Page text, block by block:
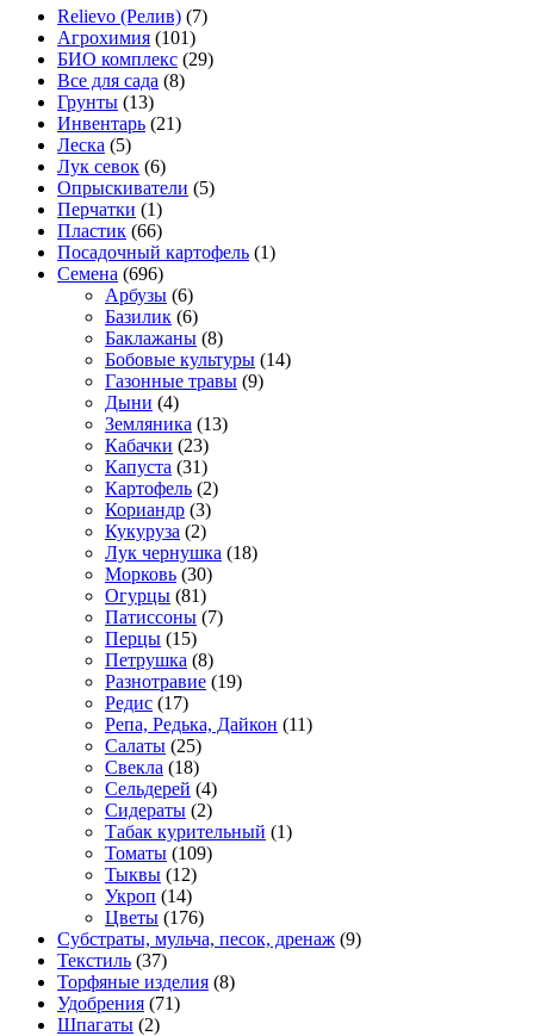
Relievo (Релив) (7)
Агрохимия (101)
БИО комплекс (29)
Все для сада (8)
Грунты (13)
Инвентарь (21)
Леска (5)
Лук севок (6)
Опрыскиватели (5)
Перчатки (1)
Пластик (66)
Посадочный картофель (1)
Семена (696)
Арбузы (6)
Базилик (6)
Баклажаны (8)
Бобовые культуры (14)
Газонные травы (9)
Дыни (4)
Земляника (13)
Кабачки (23)
Капуста (31)
Картофель (2)
Кориандр (3)
Кукуруза (2)
Лук чернушка (18)
Морковь (30)
Огурцы (81)
Патиссоны (7)
Перцы (15)
Петрушка (8)
Разнотравие (19)
Редис (17)
Репа, Редька, Дайкон (11)
Салаты (25)
Свекла (18)
Сельдерей (4)
Сидераты (2)
Табак курительный (1)
Томаты (109)
Тыквы (12)
Укроп (14)
Цветы (176)
Субстраты, мульча, песок, дренаж (9)
Текстиль (37)
Торфяные изделия (8)
Удобрения (71)
Шпагаты (2)